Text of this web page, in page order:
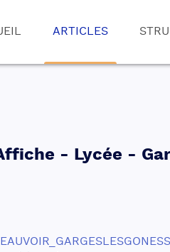
ARTICLES
- Lycée -